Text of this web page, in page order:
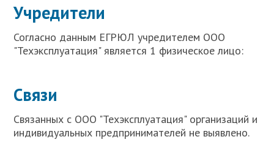
Учредители
Согласно данным ЕГРЮЛ учредителем ООО
"Техэксплуатация" является 1 физическое лицо:
Связи
Связанных с ООО "Техэксплуатация" организаций и
индивидуальных предпринимателей не выявлено.